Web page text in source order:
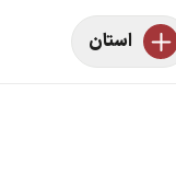
استان